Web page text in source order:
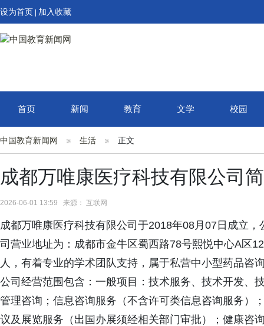
设为首页 加入收藏
首页 新闻 教育 文学 校园
中国教育新闻网 生活 正文
成都万唯康医疗科技有限公司
2026-06-01 13:59 来源： 互联网
成都万唯康医疗科技有限公司于2018年08月07日成立
司营业地址为：成都市金牛区蜀西路78号熙悦中心A区
人，有着专业的学术团队支持，属于私营中小型药品咨
公司经营范围包含： 一般项目：技术服务、技术开发、
管理咨询；信息咨询服务（不含许可类信息咨询服务）
议及展览服务（出国办展须经相关部门审批）；健康咨